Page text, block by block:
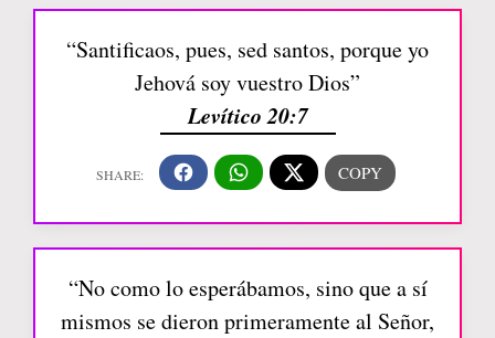
“Santificaos, pues, sed santos, porque yo
Jehová soy vuestro Dios”
Levítico 20:7
“No como lo esperábamos, sino que a sí
mismos se dieron primeramente al Señor,